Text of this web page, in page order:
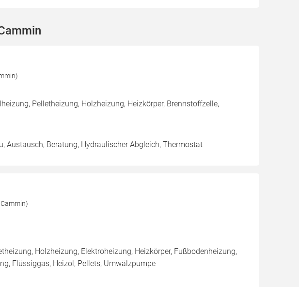
Pelletheizung, Holzheizung, Heizkörper, Brennstoffzelle,
Austausch, Beratung, Hydraulischer Abgleich, Thermostat
Holzheizung, Elektroheizung, Heizkörper, Fußbodenheizung,
Flüssiggas, Heizöl, Pellets, Umwälzpumpe